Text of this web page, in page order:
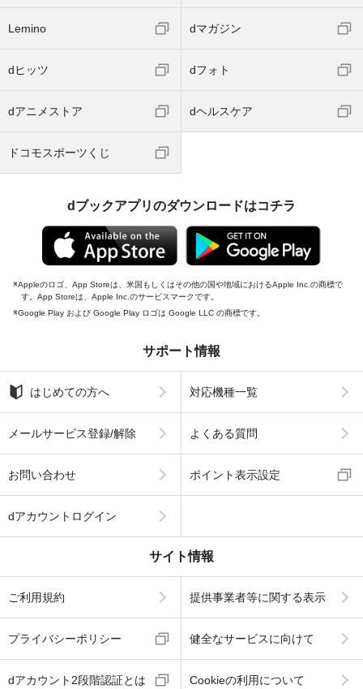
Lemino dマガジン
dヒッツ dフォト
dアニメストア dヘルスケア
ドコモスポーツくじ
dブックアプリのダウンロードはコチラ
Appleのロゴ、App Storeは、米国もしくはその他の国や地域におけるApple Inc.の商標で
す。App Storeは、Apple Inc.のサービスマークです。
Google Play および Google Play ロゴは Google LLC の商標です。
サポート情報
はじめての方へ 対応機種一覧
メールサービス登録/解除 よくある質問
お問い合わせ ポイント表示設定
dアカウントログイン
サイト情報
ご利用規約 提供事業者等に関する表示
プライバシーポリシー 健全なサービスに向けて
dアカウント2段階認証とは Cookieの利用について